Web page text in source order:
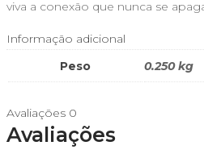
viva a conexão que nunca se
Informação adicional
Peso
0.250 kg
Avaliações 0
Avaliações